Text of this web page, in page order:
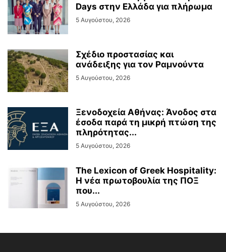
Days στην Ελλάδα για πλήρωμα
5 Αυγούστου, 2026
Σχέδιο προστασίας και
ανάδειξης για τον Ραμνούντα
5 Αυγούστου, 2026
Ξενοδοχεία Αθήνας: Άνοδος στα
έσοδα παρά τη μικρή πτώση της
πληρότητας...
5 Αυγούστου, 2026
The Lexicon of Greek Hospitality:
Η νέα πρωτοβουλία της ΠΟΞ
που...
5 Αυγούστου, 2026